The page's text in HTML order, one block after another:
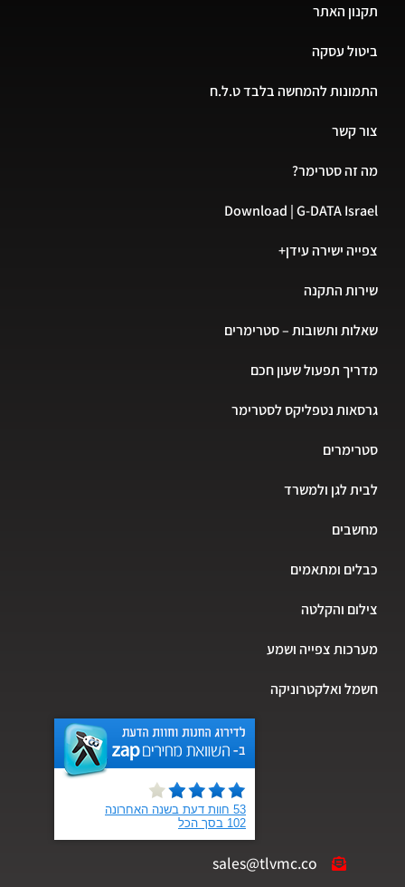
תקנון האתר
ביטול עסקה
התמונות להמחשה בלבד ט.ל.ח
צור קשר
מה זה סטרימר?
Download | G-DATA Israel
צפייה ישירה עידן+
שירות התקנה
שאלות ותשובות – סטרימרים
מדריך תפעול שעון חכם
גרסאות נטפליקס לסטרימר
סטרימרים
לבית לגן ולמשרד
מחשבים
כבלים ומתאמים
צילום והקלטה
מערכות צפייה ושמע
חשמל ואלקטרוניקה
sales@tlvmc.co